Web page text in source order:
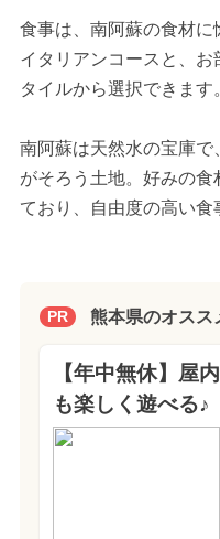
食事は、南阿蘇の食材に
イタリアンコースと、
タイルから選択できます
南阿蘇は天然水の宝庫
がそろう土地。好みの
ており、自由度の高い食
PR 熊本県のオスス
【年中無休】屋
も楽しく遊べる♪